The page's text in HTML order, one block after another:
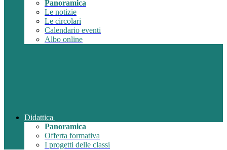
Panoramica
Le notizie
Le circolari
Calendario eventi
Albo online
Didattica
Panoramica
Offerta formativa
I progetti delle classi